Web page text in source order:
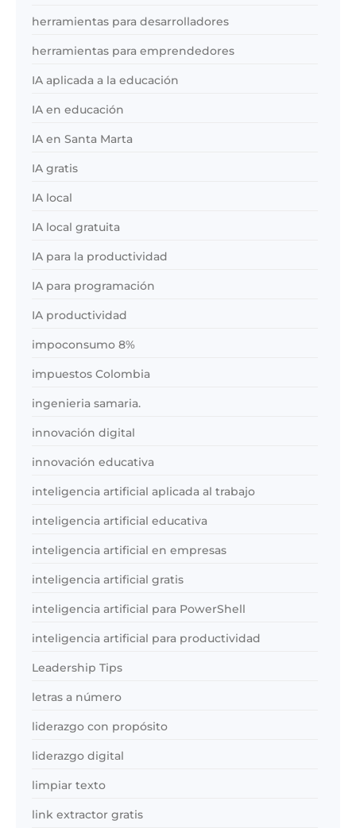
herramientas para desarrolladores
herramientas para emprendedores
IA aplicada a la educación
IA en educación
IA en Santa Marta
IA gratis
IA local
IA local gratuita
IA para la productividad
IA para programación
IA productividad
impoconsumo 8%
impuestos Colombia
ingenieria samaria.
innovación digital
innovación educativa
inteligencia artificial aplicada al trabajo
inteligencia artificial educativa
inteligencia artificial en empresas
inteligencia artificial gratis
inteligencia artificial para PowerShell
inteligencia artificial para productividad
Leadership Tips
letras a número
liderazgo con propósito
liderazgo digital
limpiar texto
link extractor gratis